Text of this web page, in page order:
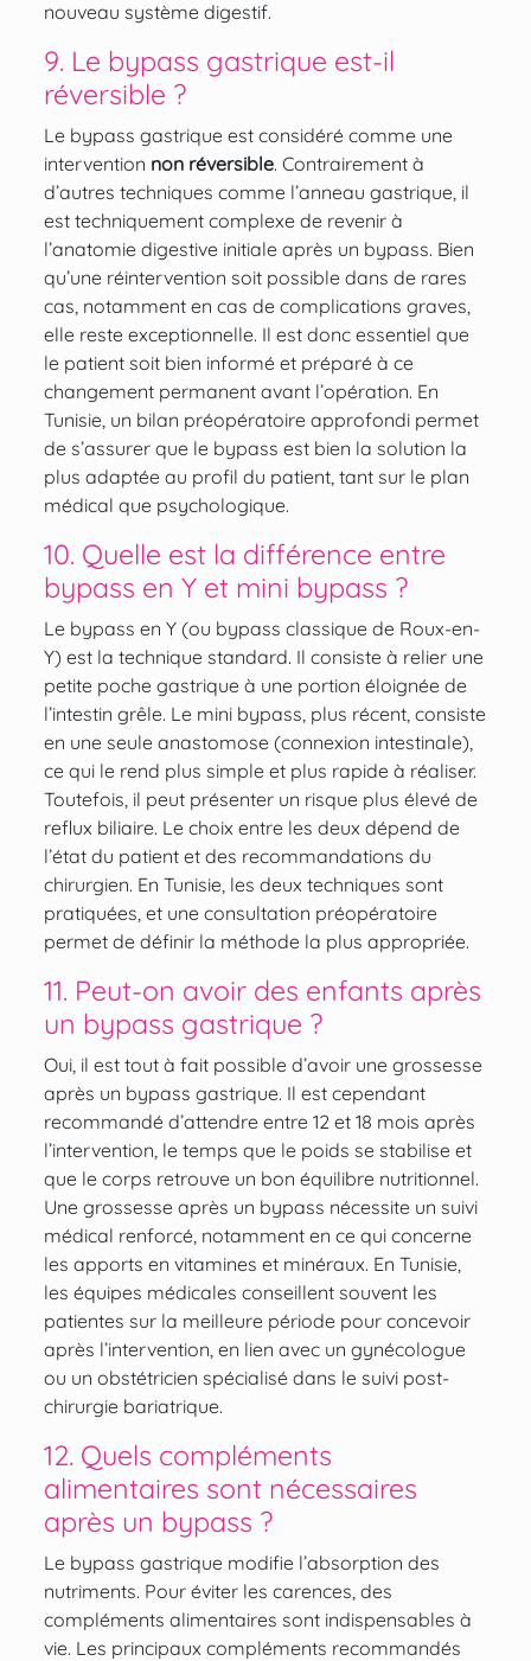
nouveau système digestif.
9. Le bypass gastrique est-il
réversible ?
Le bypass gastrique est considéré comme une
intervention non réversible. Contrairement à
d’autres techniques comme l’anneau gastrique, il
est techniquement complexe de revenir à
l’anatomie digestive initiale après un bypass. Bien
qu’une réintervention soit possible dans de rares
cas, notamment en cas de complications graves,
elle reste exceptionnelle. Il est donc essentiel que
le patient soit bien informé et préparé à ce
changement permanent avant l’opération. En
Tunisie, un bilan préopératoire approfondi permet
de s’assurer que le bypass est bien la solution la
plus adaptée au profil du patient, tant sur le plan
médical que psychologique.
10. Quelle est la différence entre
bypass en Y et mini bypass ?
Le bypass en Y (ou bypass classique de Roux-en-
Y) est la technique standard. Il consiste à relier une
petite poche gastrique à une portion éloignée de
l’intestin grêle. Le mini bypass, plus récent, consiste
en une seule anastomose (connexion intestinale),
ce qui le rend plus simple et plus rapide à réaliser.
Toutefois, il peut présenter un risque plus élevé de
reflux biliaire. Le choix entre les deux dépend de
l’état du patient et des recommandations du
chirurgien. En Tunisie, les deux techniques sont
pratiquées, et une consultation préopératoire
permet de définir la méthode la plus appropriée.
11. Peut-on avoir des enfants après
un bypass gastrique ?
Oui, il est tout à fait possible d’avoir une grossesse
après un bypass gastrique. Il est cependant
recommandé d’attendre entre 12 et 18 mois après
l’intervention, le temps que le poids se stabilise et
que le corps retrouve un bon équilibre nutritionnel.
Une grossesse après un bypass nécessite un suivi
médical renforcé, notamment en ce qui concerne
les apports en vitamines et minéraux. En Tunisie,
les équipes médicales conseillent souvent les
patientes sur la meilleure période pour concevoir
après l’intervention, en lien avec un gynécologue
ou un obstétricien spécialisé dans le suivi post-
chirurgie bariatrique.
12. Quels compléments
alimentaires sont nécessaires
après un bypass ?
Le bypass gastrique modifie l’absorption des
nutriments. Pour éviter les carences, des
compléments alimentaires sont indispensables à
vie. Les principaux compléments recommandés